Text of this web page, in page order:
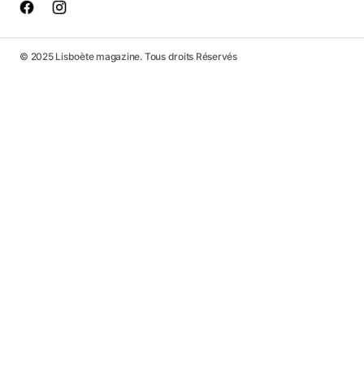
© 2025 Lisboète magazine. Tous droits Réservés